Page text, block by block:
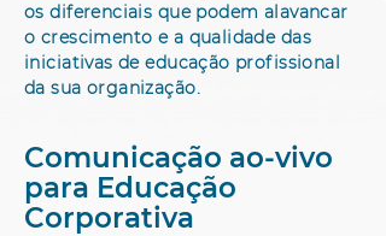
os diferenciais que podem alavancar
o crescimento e a qualidade das
iniciativas de educação profissional
da sua organização.
Comunicação ao-vivo
para Educação
Corporativa